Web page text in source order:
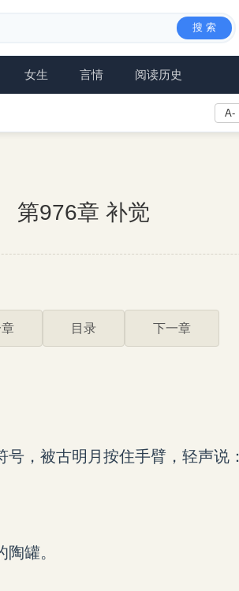
搜 索
女生 言情 阅读历史
A-
第976章 补觉
章 目录 下一章
，被古明月按住手臂，轻声说
罐。